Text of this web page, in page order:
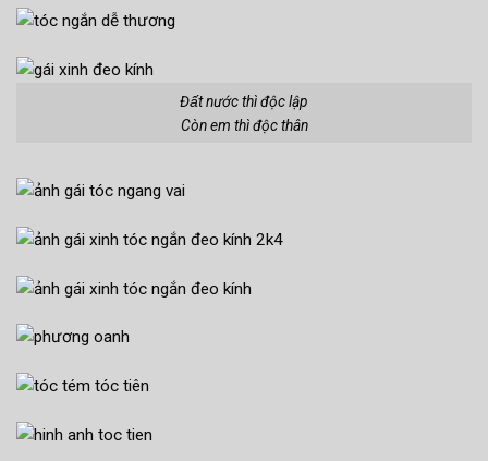
Đất nước thì độc lập
Còn em thì độc thân